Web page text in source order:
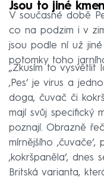
Jsou to jiné
V současné době
co na podzim i v
jsou podle ní už jiné
potomky toho
„Zkusím to vysvětlit
‚Pes‘ je virus a
doga, čuvač či
mají svůj specifický
poznají. Obrazně
mírnějšího
‚kokršpaněla‘, dnes
Britská varianta,